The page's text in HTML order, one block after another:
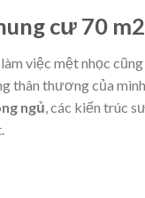
cư 70 m2
việc mệt nhọc cũng
thân thương của
ngủ, các kiến trúc